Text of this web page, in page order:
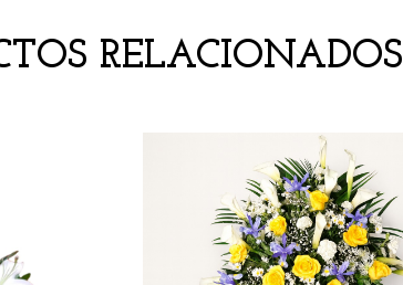
RELACIONADOS